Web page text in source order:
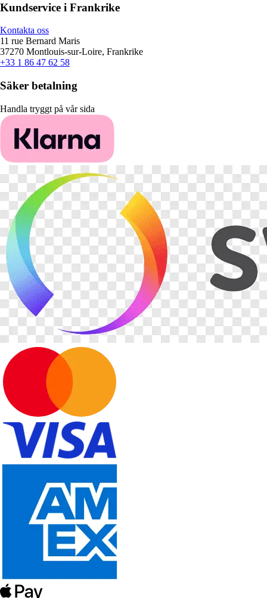
Kundservice i Frankrike
Kontakta oss
11 rue Bernard Maris
37270 Montlouis-sur-Loire, Frankrike
+33 1 86 47 62 58
Säker betalning
Handla tryggt på vår sida